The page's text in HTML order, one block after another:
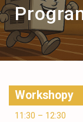
Workshopy
11:30 – 12:30